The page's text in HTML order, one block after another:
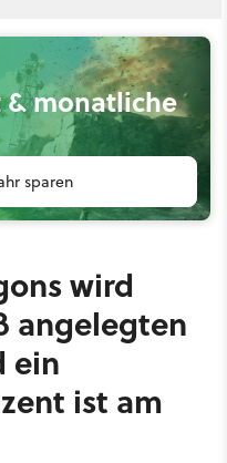
monatliche
sparen
wird
angelegten
ein
ist am